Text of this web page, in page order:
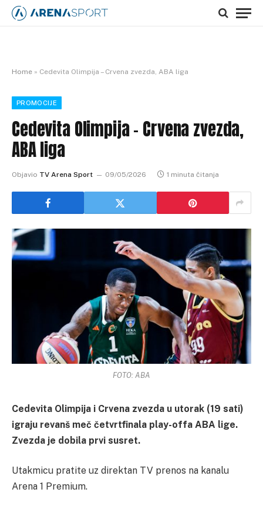
Home » Cedevita Olimpija – Crvena zvezda, ABA liga
PROMOCIJE
Cedevita Olimpija – Crvena zvezda,
ABA liga
Objavio TV Arena Sport 09/05/2026 1 minuta čitanja
FOTO: ABA
Cedevita Olimpija i Crvena zvezda u utorak (19 sati)
igraju revanš meč četvrtfinala play-offa ABA lige.
Zvezda je dobila prvi susret.
Utakmicu pratite uz direktan TV prenos na kanalu
Arena 1 Premium.